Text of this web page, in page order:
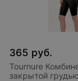
365 руб.
Tournure
закрытой